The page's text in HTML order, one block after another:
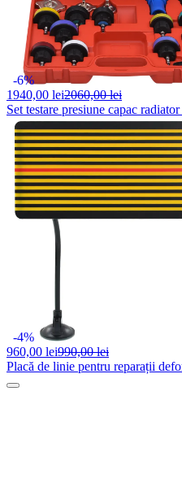
-6%
1940,00 lei2060,00 lei
Set testare presiune capac
-4%
960,00 lei990,00 lei
Placă de linie pentru reparații